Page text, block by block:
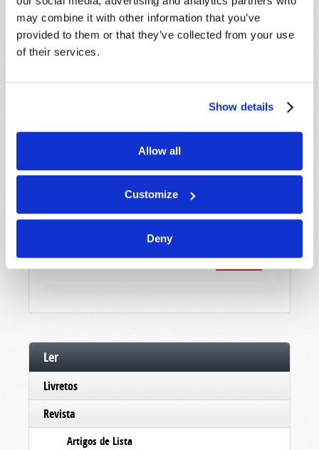
may combine it with other information that you’ve
provided to them or that they’ve collected from your use
of their services.
Show details
Allow all
Customize
Deny
Email*
Ler
Livretos
Revista
Artigos de Lista